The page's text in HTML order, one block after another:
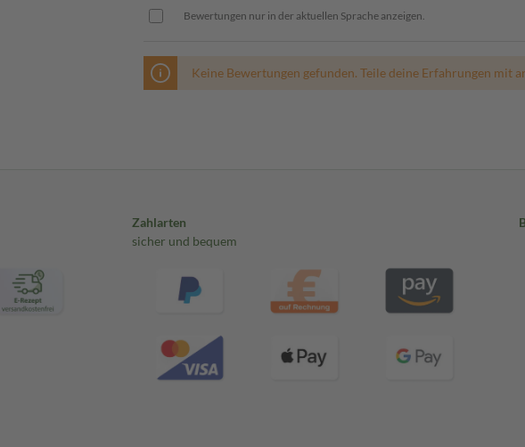
Bewertungen nur in der aktuellen Sprache anzeigen.
Keine Bewertungen gefunden. Teile deine Erfahrungen mit
Zahlarten
sicher und bequem